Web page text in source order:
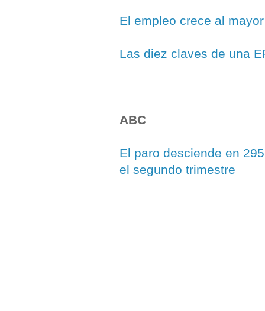
El empleo crece al
Las diez claves de una
ABC
El paro desciende en
el segundo trimestre